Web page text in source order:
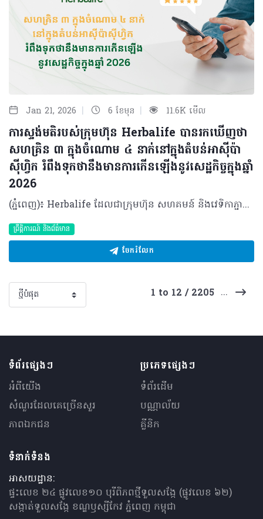
Jan 21, 2026 | 6 ខែមុន | 11.6K មើល
ការស្ទង់មតិរបស់ក្រុមហ៊ុន Herbalife បានរកឃើញថា
សហគ្រិន ៣ ក្នុងចំណោម ៤ នាក់នៅក្នុងតំបន់អាស៊ីប៉ា
ស៊ីហ្វិក រំពឹងទុកថានឹងមានការកើនឡើងនូវសេដ្ឋកិច្ចក្នុងឆ្នាំ
2026
(ភ្នំពេញ)៖ Herbalife ដែលជាក្រុមហ៊ុន សហគមន៍ និងវេទិកាភ្ជាប់ទំនាក់ទំនង លំដាប់ថ្នាក់ពិភពលោក ផ្នែកសុខភាព និងសុខុមាលភាព បានចេញផ្សាយលទ្ធផលពីការស្ទង់មតិស្តីពីការផ្តល់អំណាចផ្នែកសុខភាព និងសេដ្ឋកិច្ចនៅក្នុងតំបន់អាស៊ីប៉ាស៊ីហ្វិក (APAC) ឆ្នាំ២០២៥ (Asia Pacific Health and Economic Empowerment Survey 2025)។ លទ្ធផលបានបង្ហាញពីសុទិដ្ឋិនិយមផ្នែកសេដ្ឋកិច្ចយ៉ាងខ្លាំងក្នុងចំណោមសហគ្រិន ដោយក្នុងនោះសហគ្រិន ៣ នាក់ក្នុងចំណោម ៤ នាក់ (៧៤%) រំពឹងថាសុខុមាលភាពសេដ្ឋកិច្ចរបស់ពួកគេនឹងប្រសើរឡើងក្នុងរយៈពេល ១២ ខែខាងមុខនេះ បើប្រៀបធៀបទៅនឹងអ្នកដែលមិនមែនជាសហគ្រិនដែលមានត្រឹមតែពាក់កណ្តាល (៤៨%) ប៉ុណ្ណោះ ដែលមានទស្សនៈដូចគ្នានេះ។ ការស្ទង់មតិនេះក៏បានបង្ហាញឱ្យឃើញពីកម្រិតនៃ 'ភាពម្ចាស់ការលើខ្លួនឯង' ទាំងផ្នែកសេដ្ឋកិច្ច និងសុខភាព ក្នុងចំណោមសហគ្រិន ដែលមានអត្រាខ្ពស់ជាងគួរឱ្យកត់សម្គាល់ បើធៀបនឹងអ្នកដែលមិនមែនជាសហគ្រិននៅក្នុងតំបន់។ 'ភាពម្ចាស់ការ' ត្រូវបានកំណត់ថាជាសមត្ថភាពក្នុងការធ្វើការសម្រេចចិត្តដោយផ្អែកលើព័ត៌មានច្បាស់លាស់ ដើម្បីពង្រឹងសុខុមាលភាពរាងកាយ ផ្លូវចិត្ត និងអារម្មណ៍ (ដែលសំដៅទៅលើ ភាពម្ចាស់ការផ្នែកសុខភាព) និងការកែលម្អស្ថានភាពហិរញ្ញវត្ថុរបស់បុគ្គលម្នាក់ៗ (ដែលសំដៅទៅលើ ភាពម្ចាស់ការផ្នែកសេដ្ឋកិច្ច) ដែលកម្រិតទាំងនេះមានខ្ពស់ជាង ១៧ ភាគរយ ក្នុងចំណោមសហគ្រិនដែលបានចូលរួមក្នុងការស្ទង់មតិ។ នេះបញ្ជាក់ឱ្យឃើញថាសហគ្រិនទាំងនោះមានការគ្រប់គ្រងសុខភាព និងសុខុមាលភាពសេដ្ឋកិច្ចរបស់ពួកគេបានល្អ។ លោក Thomas Harms នាយកគ្រប់គ្រងប្រចាំតំបន់អាស៊ីប៉ាស៊ីហ្វិកនៃក្រុមហ៊ុន Herbalife បានមានប្រសាសន៍ថា “ផ្ទុយទៅនឹងជំនឿដ៏ពេញនិយមដែលថាសហគ្រិនភាពគឺពោរពេញទៅដោយស្ត្រេស បើយោងទៅតាមការស្ទង់មតិនេះបង្ហាញថាសហគ្រិន មានភាពសុទិដ្ឋិនិយមផ្នែកសេដ្ឋកិច្ច មានទំនុកចិត្ត និងមានម្ចាស់ការទៅលើហិរញ្ញវត្ថុច្បាស់លាស់។ នៅក្នុងស្ថានភាពសេដ្ឋកិច្ចបច្ចុប្បន្ន មនុស្សជាច្រើនកំពុងស្វែងរកមធ្យោបាយបង្កើតប្រភពចំណូលបន្ថែម។ ក្រុមហ៊ុន Herbalife ប្តេជ្ញាគាំទ្រពួកគេដោយជួយពង្រឹងសុខភាព និងសុខុមាលភាពរបស់ពួកគេ ព្រមទាំងផ្តល់ឱកាសសម្រាប់អ្នកដែលចង់បង្កើតអាជីវកម្មសម្រាប់ខ្លួនឯង ក្នុងនាមជាអ្នកចែកចាយឯករាជ្យ”។ ការស្ទង់មតិនេះត្រូវបានធ្វើឡើងក្នុងខែតុលា ដោយមានអ្នកចូលរួម ៨,៥០៥ នាក់ (ក្នុងនោះមានសហគ្រិន ២,២៤៥ នាក់) មកពី ១១ ប្រទេសក្នុងតំបន់រួមមាន៖ អូស្ត្រាលី ហុងកុង ឥណ្ឌូនេស៊ី ជប៉ុន កូរ៉េ ម៉ាឡេស៊ី ហ្វីលីពីន សិង្ហបុរី តៃវ៉ាន់ ថៃ និងវៀតណាម។ សហគ្រិនបង្ហាញទំនុកចិត្តខ្ពស់លើសុខុមាលភាពសេដ្ឋកិច្ចរបស់ខ្លួន នៅទូទាំងតំបន់ សហគ្រិនមានទំនោរមើលឃើញស្ថានភាពសេដ្ឋកិច្ចរបស់ពួកគេក្នុងផ្លូវវិជ្ជមាន។ ក្នុងនោះមានសហគ្រិន ៤៣% បានវាយតម្លៃស្ថានភាពសេដ្ឋកិច្ចបច្ចុប្បន្នរបស់ពួកគេថាស្ថិតក្នុងកម្រិត "ល្អ" ខណៈដែលអ្នកមិនមែនជាសហគ្រិនមានត្រឹមតែ ២៥% ប៉ុណ្ណោះដែលយល់ឃើញបែបនេះ។ ចំពោះការរំពឹងទុកទៅថ្ងៃមុខវិញ សហគ្រិនរហូតដល់ ៧៤% រំពឹងថាស្ថានភាពសេដ្ឋកិច្ចរបស់ពួកគេនឹងប្រសើរឡើងក្នុងរយៈពេល ១២ ខែខាងមុខ ក្នុងពេលដែលអ្នកមិនមែនជាសហគ្រិនមានចំនួនមិនដល់ពាក់កណ្តាល (៤៨%) ផង ដែលមានទំនុកចិត្តក្នុងកម្រិតដូចគ្នានេះ។ បុគ្គលដែលជាសហគ្រិនក៏បានបង្ហាញសុទិដ្ឋិនិយមផងដែរ ក្នុងការសម្រេចឱ្យបាននូវគោលដៅរបស់ពួកគេ៖ គោលដៅរយៈពេលខ្លី (១២ ខែ)៖ ពាក់កណ្តាលនៃសហគ្រិន (៥០%) មានទំនុកចិត្តថានឹងសម្រេចបានគោលដៅសេដ្ឋកិច្ចរបស់ខ្លួន ដែលចំនួននេះខ្ពស់ជាងអ្នកមិនមែនជាសហគ្រិនរហូតដល់ ២៣ ភាគរយ។ គោលដៅរយៈពេលវែង (៥ ឆ្នាំ)៖ ៥១% នៃសហគ្រិនមានទំនុកចិត្តថានឹងសម្រេចបានគោលដៅក្នុងរយៈពេល ៥ ឆ្នាំខាងមុខ ដែលខ្ពស់ជាងអ្នកដែលមិនមែនជាសហគ្រិនចំនួន ២១ ភាគរយ។ ភាពម្ចាស់ការលើខ្លួនឯង ទាំងផ្នែកសេដ្ឋកិច្ច និងសុខភាពក្នុងចំណោមសហគ្រិនក្នុងតំបន់អាស៊ីប៉ាស៊ីហ្វិក ក្រៅពីភាពជឿជាក់ និងសុទិដ្ឋិនិយមចំពោះស្ថានភាពសេដ្ឋកិច្ចបច្ចុប្បន្ន និងទៅថ្ងៃអនាគត លទ្ធផលក៏បានបង្ហាញផងដែរថា សហគ្រិនក្នុងតំបន់អាស៊ីប៉ាស៊ីហ្វិកមាន "ភាពម្ចាស់ការលើខ្លួនឯង" ទាំងផ្នែកសេដ្ឋកិច្ច និងសុខភាព។ ៦ នាក់ ក្នុងចំណោម ១០ នាក់ ឬស្មើរនឹង ៥៩% នៃសហគ្រិនដែលចូលរួមការអង្កេតនេះបាននិយាយថា ពួកគេយល់ថាខ្លួនមានសមត្ថភាពជាម្ចាស់ការក្នុងការសម្រេចចិត្ត ដើម្បីកែលម្អស្ថិរភាពហិរញ្ញវត្ថុ និងសុខុមាលភាពសេដ្ឋកិច្ចរបស់ខ្លួន ដែលចំនួននេះគឺខ្ពស់ជាង ១៨ ភាគរយ បើធៀបទៅនឹងអ្នកមិនមែនជាសហគ្រិនដែលមានត្រឹម ៣៩%។ ភាពម្ចាស់ការលើផ្នែកសុខភាពក៏មានកម្រិតខ្ពស់ដូចគ្នាដែរក្នុងចំណោមសហគ្រិន ដោយមានរហូតដល់ ៦៥% ដែលយល់ថាខ្លួនមានសមត្ថភាពម្ចាស់ការលើខ្លួនឯង បើធៀបនឹងអ្នកមិនមែនជាសហគ្រិនដែលមានត្រឹមតែ ៤៨%។ ភាពម្ចាស់ការលើខ្លួនឯងនេះហើយ ដែលអាចពន្យល់បានថា ហេតុអ្វីបានជាសហគ្រិនបង្ហាញទំនុកចិត្តខ្ពស់ក្នុងការសម្រេចឱ្យបាននូវគោលដៅសុខភាពរបស់ពួកគេក្នុងរយៈពេល ១២ ខែខាងមុខ។ ច្រើនជាងពាក់កណ្តាល (៥៦%) នៃសហគ្រិន ជឿជាក់ថាពួកគេអាចសម្រេចបាននូវគោលដៅសុខភាពក្នុងរយៈពេល ១២ ខែខាងមុខ ខណៈដែលអ្នកមិនមែនជាសហគ្រិនមានត្រឹមតែ ៣៣% ប៉ុណ្ណោះដែលជឿជាក់បែបនេះ។ ទំនាក់ទំនងរវាងសុខភាព និងសេដ្ឋកិច្ច ការរកឃើញនេះបង្ហាញឱ្យឃើញកាន់តែច្បាស់ពីចំណងទាក់ទងគ្នាយ៉ាងជិតស្និទ្ធនៃភាពជាម្ចាស់ការទៅលើ សុខភាព និង សេដ្ឋកិច្ច។ អ្នកដែលមានសមត្ថភាពពេញលេញក្នុងការពង្រឹងស្ថានភាពហិរញ្ញវត្ថុរបស់ខ្លួន ក៏ច្រើនតែមានទំនុកចិត្តខ្ពស់ក្នុងការថែទាំសុខភាពរបស់ពួកគេដូចគ្នា។ នេះមានន័យថាភាពជឿជាក់លើការគ្រប់គ្រងលុយកាក់ និងភាពជឿជាក់លើការគ្រប់គ្រងសុខភាព គឺតែងតែដើរទន្ទឹមគ្នា។ ដោយសារមានការម្ចាស់ការទៅលើការសម្រេចចិត្ត ការកំណត់គោលដៅ ការបែងចែកពេលវេលា និងធនធាន ព្រមទាំងជម្រើសនៃការរស់នៅ សហគ្រិនជឿជាក់ថាខ្លួនមានសក្ដានុពលដើម្បីធ្វើឱ្យបំណងប្រាថ្នាក្លាយជាការពិត។ ភាពម្ចាស់ការលើខ្លួនឯងនេះហើយដែលជួយបង្កើនទំនុកចិត្ត និងនាំមកនូវលទ្ធផលល្អទាំងផ្នែកសុខភាព និងសេដ្ឋកិច្ច។ វាជាភស្តុតាងបញ្ជាក់ថា នៅពេលដែលយើងចេះគ្រប់គ្រងការសម្រេចចិត្តលើសុខភាព និងសេដ្ឋកិច្ចដោយខ្លួនឯង យើងនឹងអាចផ្លាស់ប្តូរទាំងអនាគត និងជីវិតរស់នៅឱ្យកាន់តែប្រសើរឡើង។ អំពីក្រុមហ៊ុន Herbalife ក្រុមហ៊ុន Herbalife (NYSE: HLF) គឺជាក្រុមហ៊ុនសុខភាព និងសុខុមាលភាពឈានមុខគេ និងជាសហគមន៍ដែលកំពុងផ្លាស់ប្តូរជីវិតរបស់មនុស្សជាមួយនឹងផលិតផលអាហារូបត្ថម្ភដ៏អស្ចារ្យ និងជាឱកាសអាជីវកម្មសម្រាប់សមាជិកឯករាជ្យរបស់ខ្លួនចាប់តាំងពីឆ្នាំ 1980។ ក្រុមហ៊ុនផ្តល់ជូននូវផលិតផលដែលគាំទ្រដោយវិទ្យាសាស្រ្តដល់អ្នកប្រើប្រាស់នៅក្នុងទីផ្សារជាង 90។ តាមរយៈសមាជិកឯករាជ្យដែលផ្តល់ជូននូវការបណ្តុះបណ្តាលមួយទល់មួយ និងផ្តល់ការគាំទ្រសហគមន៍ដោយបំផុសគំនិតឱ្យអតិថិជនប្រកាន់ខ្ជាប់នូវរបៀបរស់នៅដែលមានភាពសកម្ម។
ព្រឹត្តិការណ៍ និងព័ត៌មាន
ចែករំលែក
1 to 12 / 2205 ...
ទំព័រផ្សេងៗ
អំពីយើង
សំណួរ​ដែលគេ​ច្រើន​សួរ
ភាពឯកជន
ប្រភេទផ្សេងៗ
ទំព័រដើម
បណ្ណាល័យ
គ្លីនិក
ទំនាក់ទំនង
អាសយដ្ឋាន:
ផ្ទះលេខ ២៤ ផ្លូវលេខ១០ បុរីពិភពថ្មីទួលសង្កែ (ផ្លូវលេខ ៦២)
សង្កាត់ទួលសង្កែ ខណ្ឌឫស្សីកែវ ភ្នំពេញ កម្ពុជា